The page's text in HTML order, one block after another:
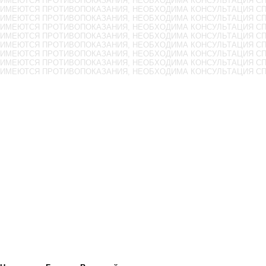
ИМЕЮТСЯ ПРОТИВОПОКАЗАНИЯ, НЕОБХОДИМА КОНСУЛЬТАЦИЯ
ИМЕЮТСЯ ПРОТИВОПОКАЗАНИЯ, НЕОБХОДИМА КОНСУЛЬТАЦИЯ
ИМЕЮТСЯ ПРОТИВОПОКАЗАНИЯ, НЕОБХОДИМА КОНСУЛЬТАЦИЯ
ИМЕЮТСЯ ПРОТИВОПОКАЗАНИЯ, НЕОБХОДИМА КОНСУЛЬТАЦИЯ
ИМЕЮТСЯ ПРОТИВОПОКАЗАНИЯ, НЕОБХОДИМА КОНСУЛЬТАЦИЯ
ИМЕЮТСЯ ПРОТИВОПОКАЗАНИЯ, НЕОБХОДИМА КОНСУЛЬТАЦИЯ
ИМЕЮТСЯ ПРОТИВОПОКАЗАНИЯ, НЕОБХОДИМА КОНСУЛЬТАЦИЯ
ИМЕЮТСЯ ПРОТИВОПОКАЗАНИЯ, НЕОБХОДИМА КОНСУЛЬТАЦИЯ